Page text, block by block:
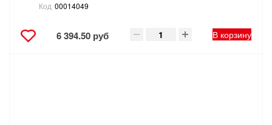
Код 00014049
6 394.50 руб В корзину